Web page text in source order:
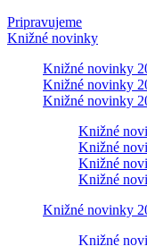
Pripravujeme
Knižné novinky
Knižné novinky
Knižné novinky
Knižné novinky
Knižné
Knižné
Knižné
Knižné
Knižné novinky
Knižné